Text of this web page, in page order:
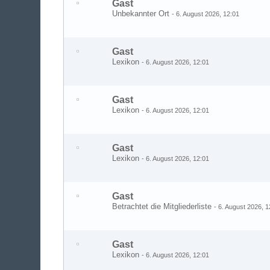
Gast
Unbekannter Ort-6. August 2026, 12:01
Gast
Lexikon-6. August 2026, 12:01
Gast
Lexikon-6. August 2026, 12:01
Gast
Lexikon-6. August 2026, 12:01
Gast
Betrachtet die Mitgliederliste-6. August 2026,
Gast
Lexikon-6. August 2026, 12:01